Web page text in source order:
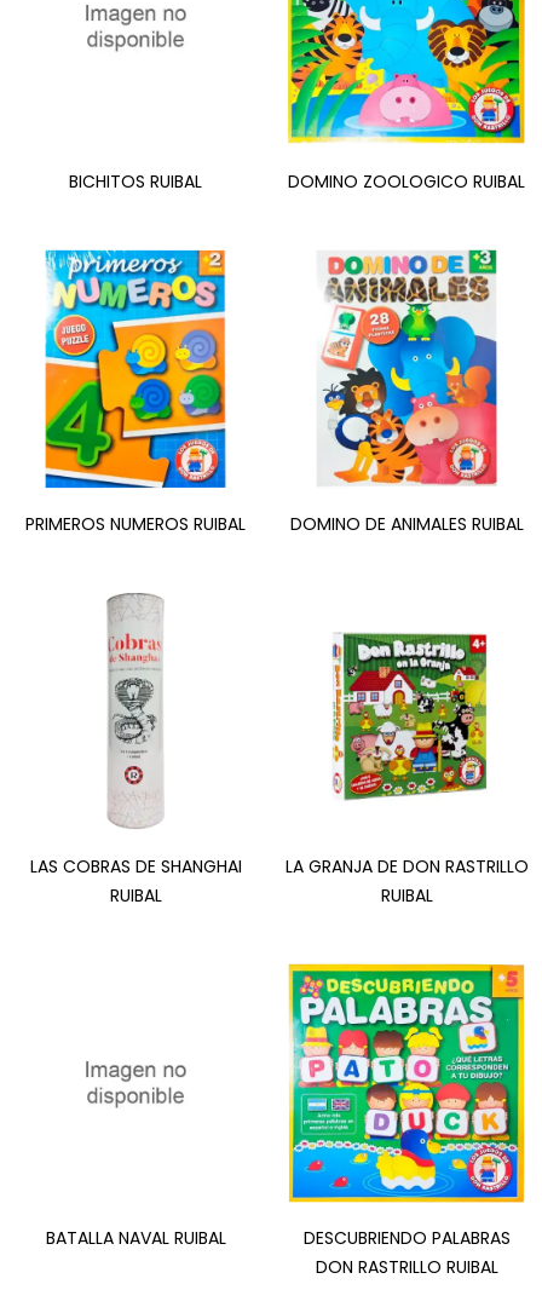
BICHITOS RUIBAL DOMINO ZOOLOGICO RUIBAL
PRIMEROS NUMEROS RUIBAL DOMINO DE ANIMALES RUIBAL
LAS COBRAS DE SHANGHAI
RUIBAL
LA GRANJA DE DON RASTRILLO
RUIBAL
BATALLA NAVAL RUIBAL
DESCUBRIENDO PALABRAS
DON RASTRILLO RUIBAL